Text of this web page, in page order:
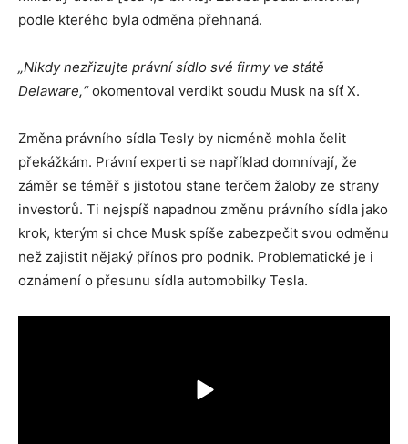
podle kterého byla odměna přehnaná.
„Nikdy nezřizujte právní sídlo své firmy ve státě
Delaware,“okomentoval verdikt soudu Musk na síť X.
Změna právního sídla Tesly by nicméně mohla čelit
překážkám. Právní experti se například domnívají, že
záměr se téměř s jistotou stane terčem žaloby ze strany
investorů. Ti nejspíš napadnou změnu právního sídla jako
krok, kterým si chce Musk spíše zabezpečit svou odměnu
než zajistit nějaký přínos pro podnik. Problematické je i
oznámení o přesunu sídla automobilky Tesla.